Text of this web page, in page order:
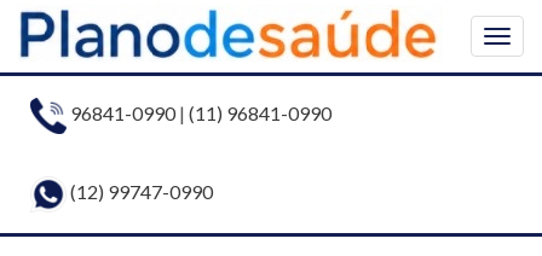
96841-0990| (11) 96841-0990
(12) 99747-0990